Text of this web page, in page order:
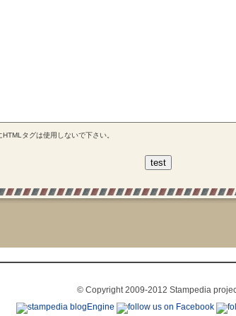
HTMLタグは使用しないで下さい。
© Copyright 2009-2012 Stampedia